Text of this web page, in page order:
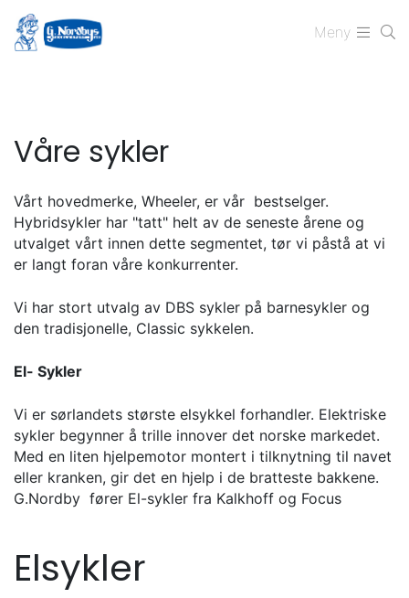
Meny
Våre sykler
Vårt hovedmerke, Wheeler, er vår bestselger.
Hybridsykler har "tatt" helt av de seneste årene og
utvalget vårt innen dette segmentet, tør vi påstå at vi
er langt foran våre konkurrenter.
Vi har stort utvalg av DBS sykler på barnesykler og
den tradisjonelle, Classic sykkelen.
El- Sykler
Vi er sørlandets største elsykkel forhandler. Elektriske
sykler begynner å trille innover det norske markedet.
Med en liten hjelpemotor montert i tilknytning til navet
eller kranken, gir det en hjelp i de bratteste bakkene.
G.Nordby fører El-sykler fra Kalkhoff og Focus
Elsykler